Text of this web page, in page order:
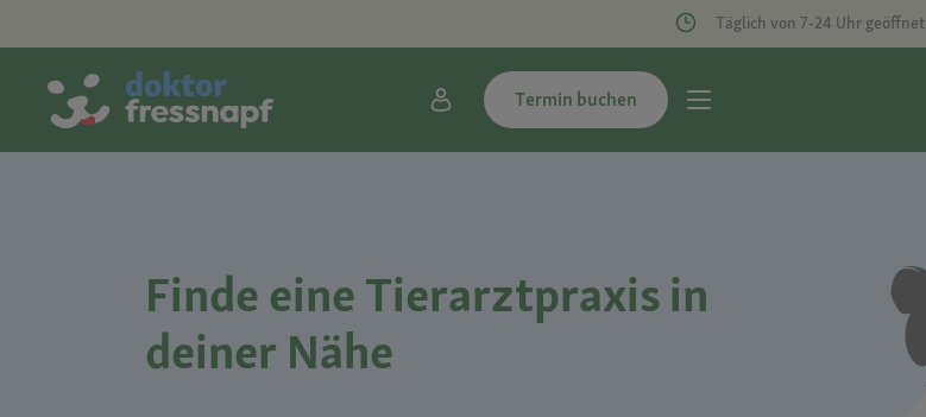
Täglich von 7-24 Uhr geöffnet
Termin buchen
Finde eine Tierarztpraxis in
deiner Nähe